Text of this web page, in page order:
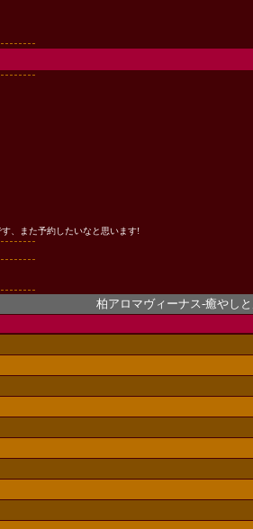
、また予約したいなと思います!
柏アロマヴィーナス-癒やしと